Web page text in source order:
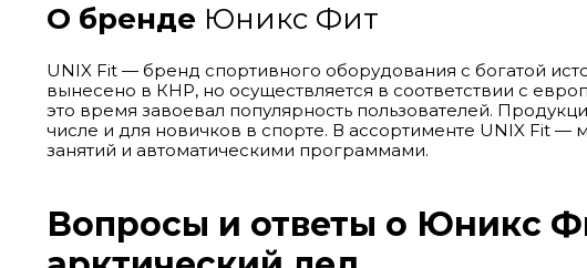
О бренде Юникс Фит
UNIX Fit — бренд спортивного оборудования с богатой
вынесено в КНР, но осуществляется в соответствии с
это время завоевал популярность пользователей.
числе и для новичков в спорте. В ассортименте UNIX Fit
занятий и автоматическими программами.
Вопросы и ответы о Юникс